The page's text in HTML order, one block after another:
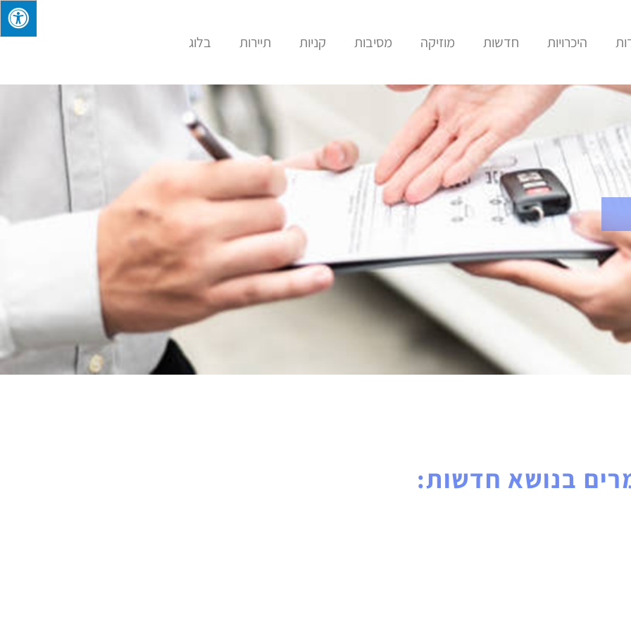
היכרויות חדשות מוזיקה מסיבות קניות תיירות בלוג
בנושא חדשות: